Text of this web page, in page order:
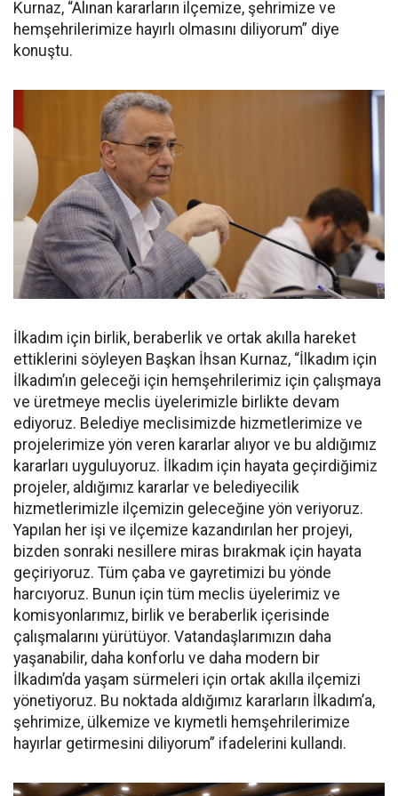
Kurnaz, “Alınan kararların ilçemize, şehrimize ve
hemşehrilerimize hayırlı olmasını diliyorum” diye
konuştu.
İlkadım için birlik, beraberlik ve ortak akılla hareket
ettiklerini söyleyen Başkan İhsan Kurnaz, “İlkadım için
İlkadım’ın geleceği için hemşehrilerimiz için çalışmaya
ve üretmeye meclis üyelerimizle birlikte devam
ediyoruz. Belediye meclisimizde hizmetlerimize ve
projelerimize yön veren kararlar alıyor ve bu aldığımız
kararları uyguluyoruz. İlkadım için hayata geçirdiğimiz
projeler, aldığımız kararlar ve belediyecilik
hizmetlerimizle ilçemizin geleceğine yön veriyoruz.
Yapılan her işi ve ilçemize kazandırılan her projeyi,
bizden sonraki nesillere miras bırakmak için hayata
geçiriyoruz. Tüm çaba ve gayretimizi bu yönde
harcıyoruz. Bunun için tüm meclis üyelerimiz ve
komisyonlarımız, birlik ve beraberlik içerisinde
çalışmalarını yürütüyor. Vatandaşlarımızın daha
yaşanabilir, daha konforlu ve daha modern bir
İlkadım’da yaşam sürmeleri için ortak akılla ilçemizi
yönetiyoruz. Bu noktada aldığımız kararların İlkadım’a,
şehrimize, ülkemize ve kıymetli hemşehrilerimize
hayırlar getirmesini diliyorum” ifadelerini kullandı.